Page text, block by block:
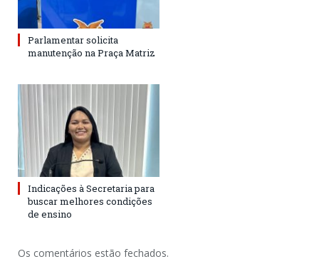
Parlamentar solicita
manutenção na Praça Matriz
Indicações à Secretaria para
buscar melhores condições
de ensino
Os comentários estão fechados.